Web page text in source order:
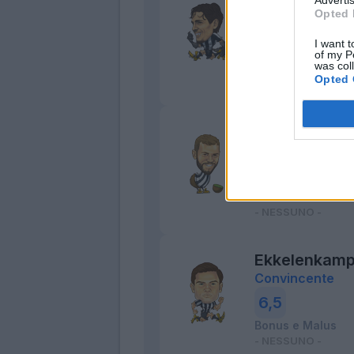
Opted
I want
of my
was
Opted
Determinato
Bonus e Malus
Karlstrom
Bonus e Malus
Ekkelenkamp
Convincente
6,5
Bonus e Malus